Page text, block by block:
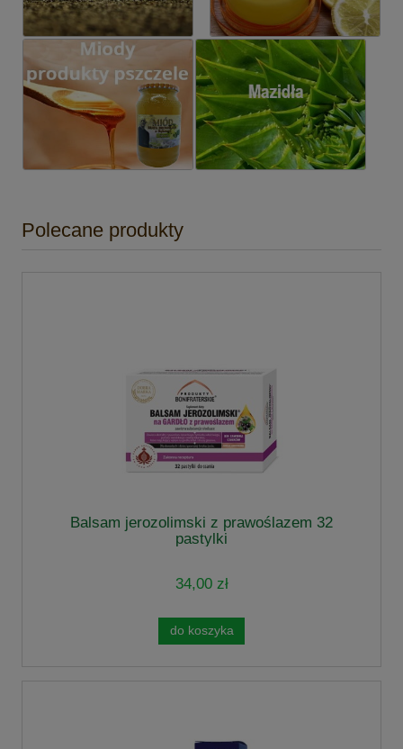
Polecane produkty
Balsam jerozolimski z prawoślazem 32
pastylki
34,00 zł
do koszyka